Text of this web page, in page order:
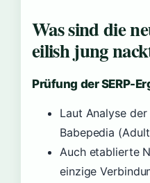
Was sind die
eilish jung
Prüfung der SERP-
Laut Analyse
Babepedia
Auch etablierte
einzige